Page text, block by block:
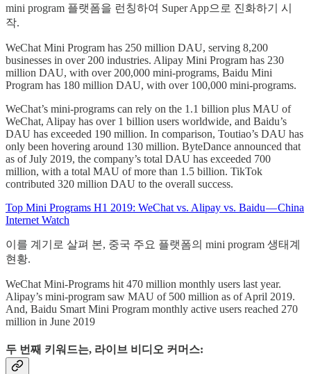
mini program 플랫폼을 런칭하여 Super App으로 진화하기 시
작.
WeChat Mini Program has 250 million DAU, serving 8,200
businesses in over 200 industries. Alipay Mini Program has 230
million DAU, with over 200,000 mini-programs, Baidu Mini
Program has 180 million DAU, with over 100,000 mini-programs.
WeChat’s mini-programs can rely on the 1.1 billion plus MAU of
WeChat, Alipay has over 1 billion users worldwide, and Baidu’s
DAU has exceeded 190 million. In comparison, Toutiao’s DAU has
only been hovering around 130 million. ByteDance announced that
as of July 2019, the company’s total DAU has exceeded 700
million, with a total MAU of more than 1.5 billion. TikTok
contributed 320 million DAU to the overall success.
Top Mini Programs H1 2019: WeChat vs. Alipay vs. Baidu — China
Internet Watch
이를 계기로 살펴 본, 중국 주요 플랫폼의 mini program 생태계
현황.
WeChat Mini-Programs hit 470 million monthly users last year.
Alipay’s mini-program saw MAU of 500 million as of April 2019.
And, Baidu Smart Mini Program monthly active users reached 270
million in June 2019
두 번째 키워드는, 라이브 비디오 커머스: